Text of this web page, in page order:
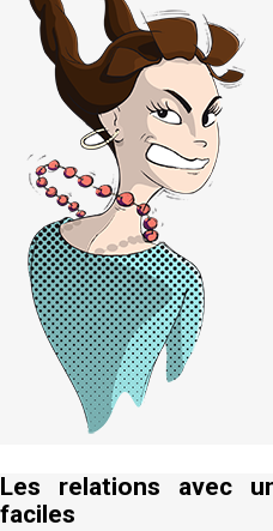
Les relations avec
faciles